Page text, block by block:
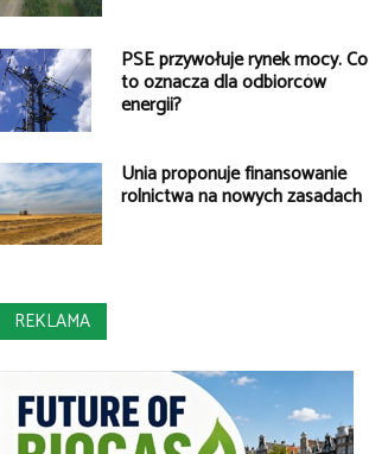
PSE przywołuje rynek mocy. Co
to oznacza dla odbiorców
energii?
Unia proponuje finansowanie
rolnictwa na nowych zasadach
REKLAMA